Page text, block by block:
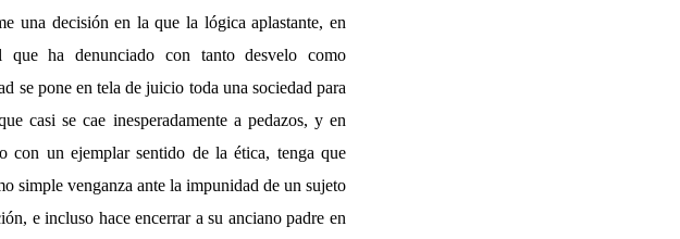
una decisión en la que la lógica aplastante, en
que ha denunciado con tanto desvelo como
se pone en tela de juicio toda una sociedad para
casi se cae inesperadamente a pedazos, y en
con un ejemplar sentido de la ética, tenga que
simple venganza ante la impunidad de un sujeto
e incluso hace encerrar a su anciano padre en